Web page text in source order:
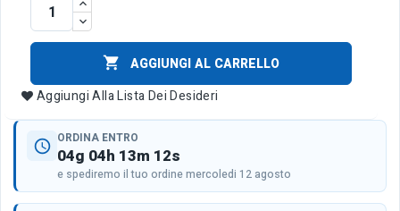

AGGIUNGI AL CARRELLO
Aggiungi Alla Lista Dei Desideri
schedule ORDINA ENTRO
04g 04h 13m 12s
e spediremo il tuo ordine mercoledi 12 agosto